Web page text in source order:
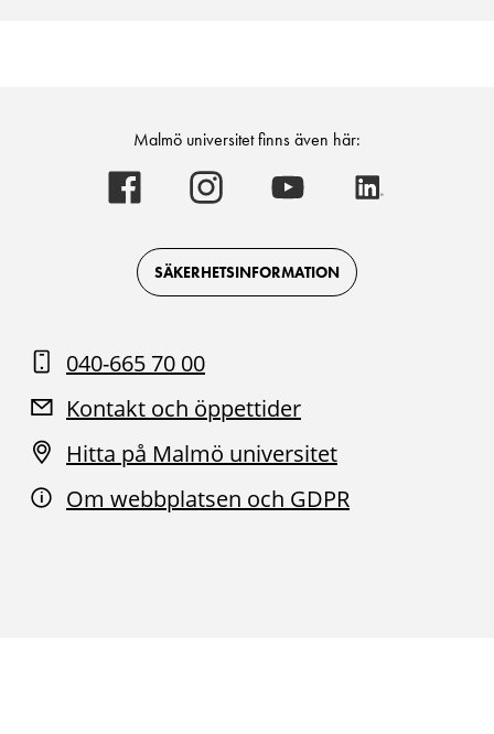
Malmö universitet finns även här:
Malmö
universitet
on
Facebook
Malmö
universitet
on
Instagram
Malmö
universitet
on
Youtube
SÄKERHETSINFORMATION
040-665 70 00
Kontakt och öppettider
Hitta på Malmö universitet
Om webbplatsen och GDPR